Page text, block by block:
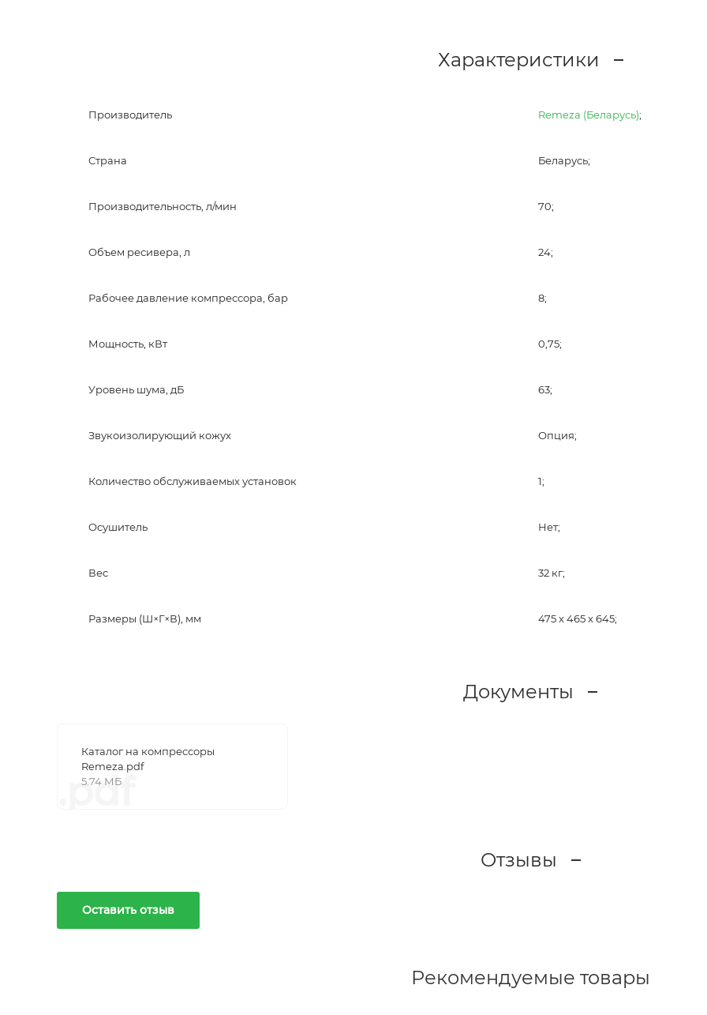
Характеристики
Производитель Remeza (Беларусь);
Страна Беларусь;
Производительность, л/мин 70;
Объем ресивера, л 24;
Рабочее давление компрессора, бар 8;
Мощность, кВт 0,75;
Уровень шума, дБ 63;
Звукоизолирующий кожух Опция;
Количество обслуживаемых установок 1;
Осушитель Нет;
Вес 32 кг;
Размеры (Ш×Г×В), мм 475 x 465 x 645;
Документы
Каталог на компрессоры
Remeza.pdf
5.74 МБ
.pdf
Отзывы
Оставить отзыв
Рекомендуемые товары